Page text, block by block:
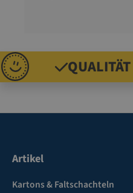
Artikel
Kartons & Faltschachteln